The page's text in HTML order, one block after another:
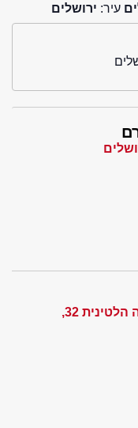
עיר: ירושלים
הפטריארכיה הלטינית 32,